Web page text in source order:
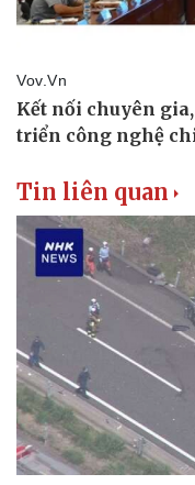
Tin liên quan